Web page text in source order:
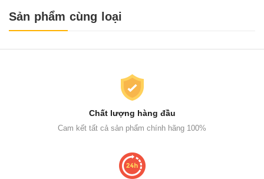
Sản phẩm cùng loại
Chất lượng hàng đầu
Cam kết tất cả sản phẩm chính hãng 100%